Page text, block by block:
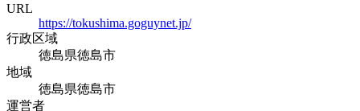
URL
https://tokushima.goguynet.jp/
行政区域
徳島県徳島市
地域
徳島県徳島市
運営者